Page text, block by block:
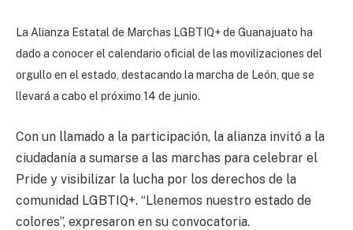
La Alianza Estatal de Marchas LGBTIQ+ de Guanajuato ha
dado a conocer el calendario oficial de las movilizaciones del
orgullo en el estado, destacando la marcha de León, que se
llevará a cabo el próximo 14 de junio.
Con un llamado a la participación, la alianza invitó a la
ciudadanía a sumarse a las marchas para celebrar el
Pride y visibilizar la lucha por los derechos de la
comunidad LGBTIQ+. “Llenemos nuestro estado de
colores”, expresaron en su convocatoria.